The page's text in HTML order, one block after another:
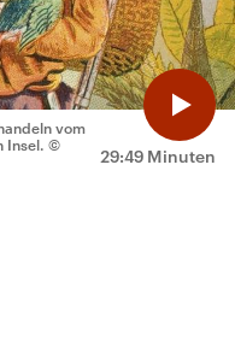
29:49 Minuten
vom
Insel. ©